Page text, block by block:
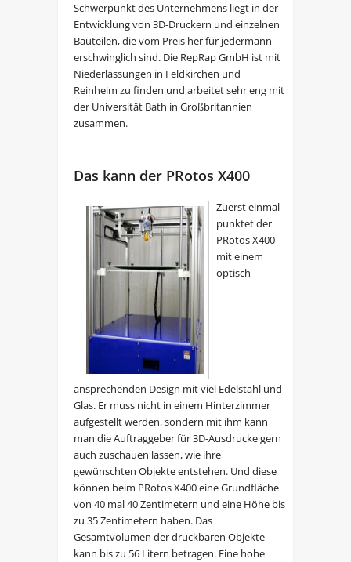
Schwerpunkt des Unternehmens liegt in der
Entwicklung von 3D-Druckern und einzelnen
Bauteilen, die vom Preis her für jedermann
erschwinglich sind. Die RepRap GmbH ist mit
Niederlassungen in Feldkirchen und
Reinheim zu finden und arbeitet sehr eng mit
der Universität Bath in Großbritannien
zusammen.
Das kann der PRotos X400
Zuerst einmal
punktet der
PRotos X400
mit einem
optisch
ansprechenden Design mit viel Edelstahl und
Glas. Er muss nicht in einem Hinterzimmer
aufgestellt werden, sondern mit ihm kann
man die Auftraggeber für 3D-Ausdrucke gern
auch zuschauen lassen, wie ihre
gewünschten Objekte entstehen. Und diese
können beim PRotos X400 eine Grundfläche
von 40 mal 40 Zentimetern und eine Höhe bis
zu 35 Zentimetern haben. Das
Gesamtvolumen der druckbaren Objekte
kann bis zu 56 Litern betragen. Eine hohe